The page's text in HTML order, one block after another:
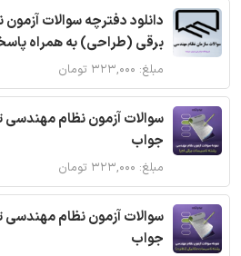
دانلود دفترچه سوالات
برقی (طراحی) به همراه
مبلغ: ۳۲۳,۰۰۰ تومان
سوالات آزمون نظام مهندسی
جواب
مبلغ: ۳۲۳,۰۰۰ تومان
سوالات آزمون نظام مهندسی
جواب